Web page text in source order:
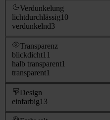
Verdunkelung
lichtdurchlässig10
verdunkelnd3
Transparenz
blickdicht11
halb transparent1
transparent1
Design
einfarbig13